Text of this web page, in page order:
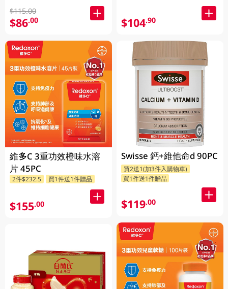
$115.00
$86.00
維多C 3重功效橙味水溶
片 45PC
2件$232.5 買1件送1件贈品
$155.00
$104.90
Swisse 鈣+維他命d 90PC
買2送1(加3件入購物車)
買1件送1件贈品
$119.00